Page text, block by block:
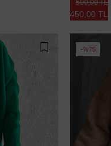
450,00 TL
500,00 TL
%75